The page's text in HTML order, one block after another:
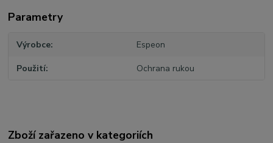
Parametry
Výrobce Espeon
Použití Ochrana rukou
Zboží zařazeno v kategoriích